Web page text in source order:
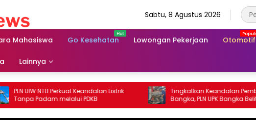
Sabtu, 8 Agustus 2026
Mahasiswa Go Kesehatan Lowongan Pekerjaan Otomotif
Lainnya
Keandalan Listrik
PDKB
Tingkatkan Keandalan Pembangkit di
Bangka, PLN UPK Bangka Belitung
Lakukan Hal Berikut